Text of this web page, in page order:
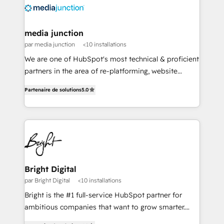
requirement). ✔️Helped over 25,000+ customers so
far with our HubSpot solutions. ✔️Bespoke apps &
media junction
par media junction <10 installations
We are one of HubSpot's most technical & proficient
partners in the area of re-platforming, website
implementations for mid-market & enterprise
companies. We are woman-owned, powered by
coffee, and we ❤️ dogs. We produce award-winning
work for our clients. 🏆2023 Technical Expertise
Impact Award 🏆2022 Technical Expertise Impact
Award 🏆2022 Platform Migration Excellence Impact
Award 🏆2020 Elite Solutions Partner 🏆2019
Integrations HubSpot Impact Award 🏆2019
Marketing Enablement HubSpot Impact Award 🏆
2018 Website Design HubSpot Impact Award 🏆2017
Partenaire de solutions5.0
Bright Digital
par Bright Digital <10 installations
Bright is the #1 full-service HubSpot partner for
ambitious companies that want to grow smarter.